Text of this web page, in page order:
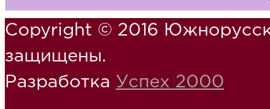
Copyright © 2016
защищены.
Разработка Успех 2000